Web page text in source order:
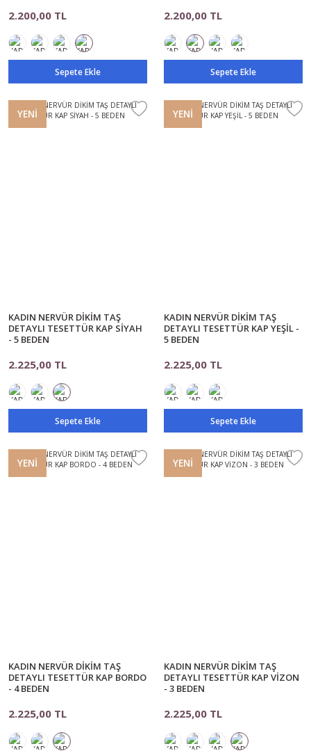
2.200,00 TL
Sepete Ekle
2.200,00 TL
Sepete Ekle
YENİ
KADIN NERVÜR DİKİM TAŞ
DETAYLI TESETTÜR KAP SİYAH
- 5 BEDEN
2.225,00 TL
Sepete Ekle
YENİ
KADIN NERVÜR DİKİM TAŞ
DETAYLI TESETTÜR KAP YEŞİL -
5 BEDEN
2.225,00 TL
Sepete Ekle
YENİ
KADIN NERVÜR DİKİM TAŞ
DETAYLI TESETTÜR KAP BORDO
- 4 BEDEN
2.225,00 TL
YENİ
KADIN NERVÜR DİKİM TAŞ
DETAYLI TESETTÜR KAP VİZON
- 3 BEDEN
2.225,00 TL